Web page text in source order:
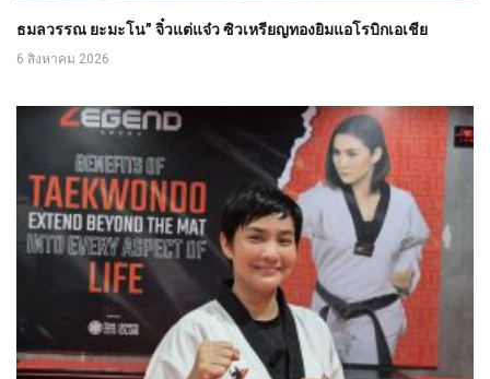
ธมลวรรณ ยะมะโน” จิ๋วแต่แจ๋ว ซิวเหรียญทองยิมแอโรบิกเอเชีย
6 สิงหาคม 2026